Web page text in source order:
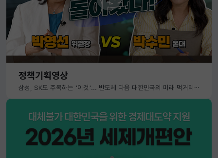
정책기획영상
삼성, SK도 주목하는 '이것'... 반도체 다음 대한민국의 미래 먹거리는?